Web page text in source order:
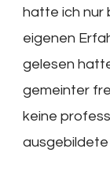
hatte ich nur
eigenen
gelesen
gemeinter
keine